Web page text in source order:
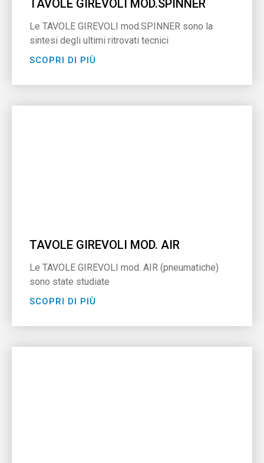
TAVOLE GIREVOLI MOD.SPINNER
Le TAVOLE GIREVOLI mod.SPINNER sono la
sintesi degli ultimi ritrovati tecnici
SCOPRI DI PIÙ
TAVOLE GIREVOLI MOD. AIR
Le TAVOLE GIREVOLI mod. AIR (pneumatiche)
sono state studiate
SCOPRI DI PIÙ